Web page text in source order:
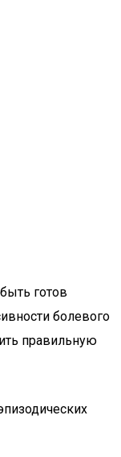
готов
болевого
правильную